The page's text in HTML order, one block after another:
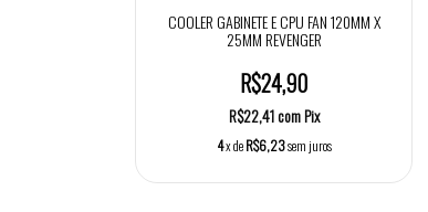
COOLER GABINETE E CPU FAN 120MM X
25MM REVENGER
R$24,90
R$22,41comPix
4x deR$6,23sem juros